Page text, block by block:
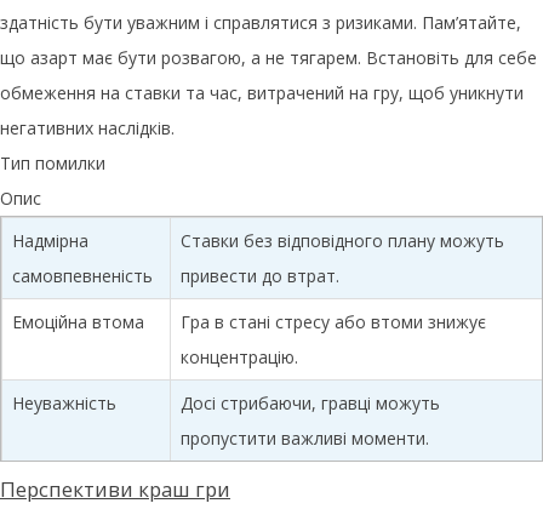
здатність бути уважним і справлятися з ризиками. Пам’ятайте,
що азарт має бути розвагою, а не тягарем. Встановіть для себе
обмеження на ставки та час, витрачений на гру, щоб уникнути
негативних наслідків.
Тип помилки
Опис
Надмірна
самовпевненість
Ставки без відповідного плану можуть
привести до втрат.
Емоційна втома
Гра в стані стресу або втоми знижує
концентрацію.
Неуважність
Досі стрибаючи, гравці можуть
пропустити важливі моменти.
Перспективи краш гри